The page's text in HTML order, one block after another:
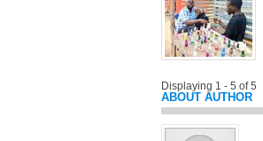
Displaying 1 - 5 of 5
ABOUT AUTHOR